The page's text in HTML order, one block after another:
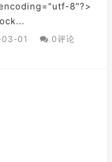
8"?>
01
0评论